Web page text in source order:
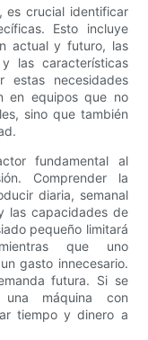
es crucial identificar
Esto incluye
actual y futuro, las
las características
estas necesidades
en equipos que no
sino que también
fundamental al
Comprender la
diaria, semanal
las capacidades de
pequeño limitará
que uno
gasto innecesario.
futura. Si se
una máquina con
tiempo y dinero a